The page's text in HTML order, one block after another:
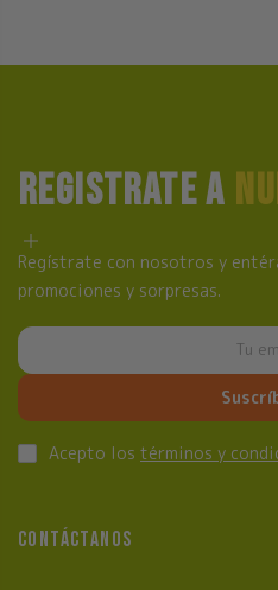
REGISTRATE A
Regístrate con nosotros y
promociones y sorpresas.
Acepto los términos y
CONTÁCTANOS